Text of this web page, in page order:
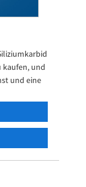
kaufen, und
und eine